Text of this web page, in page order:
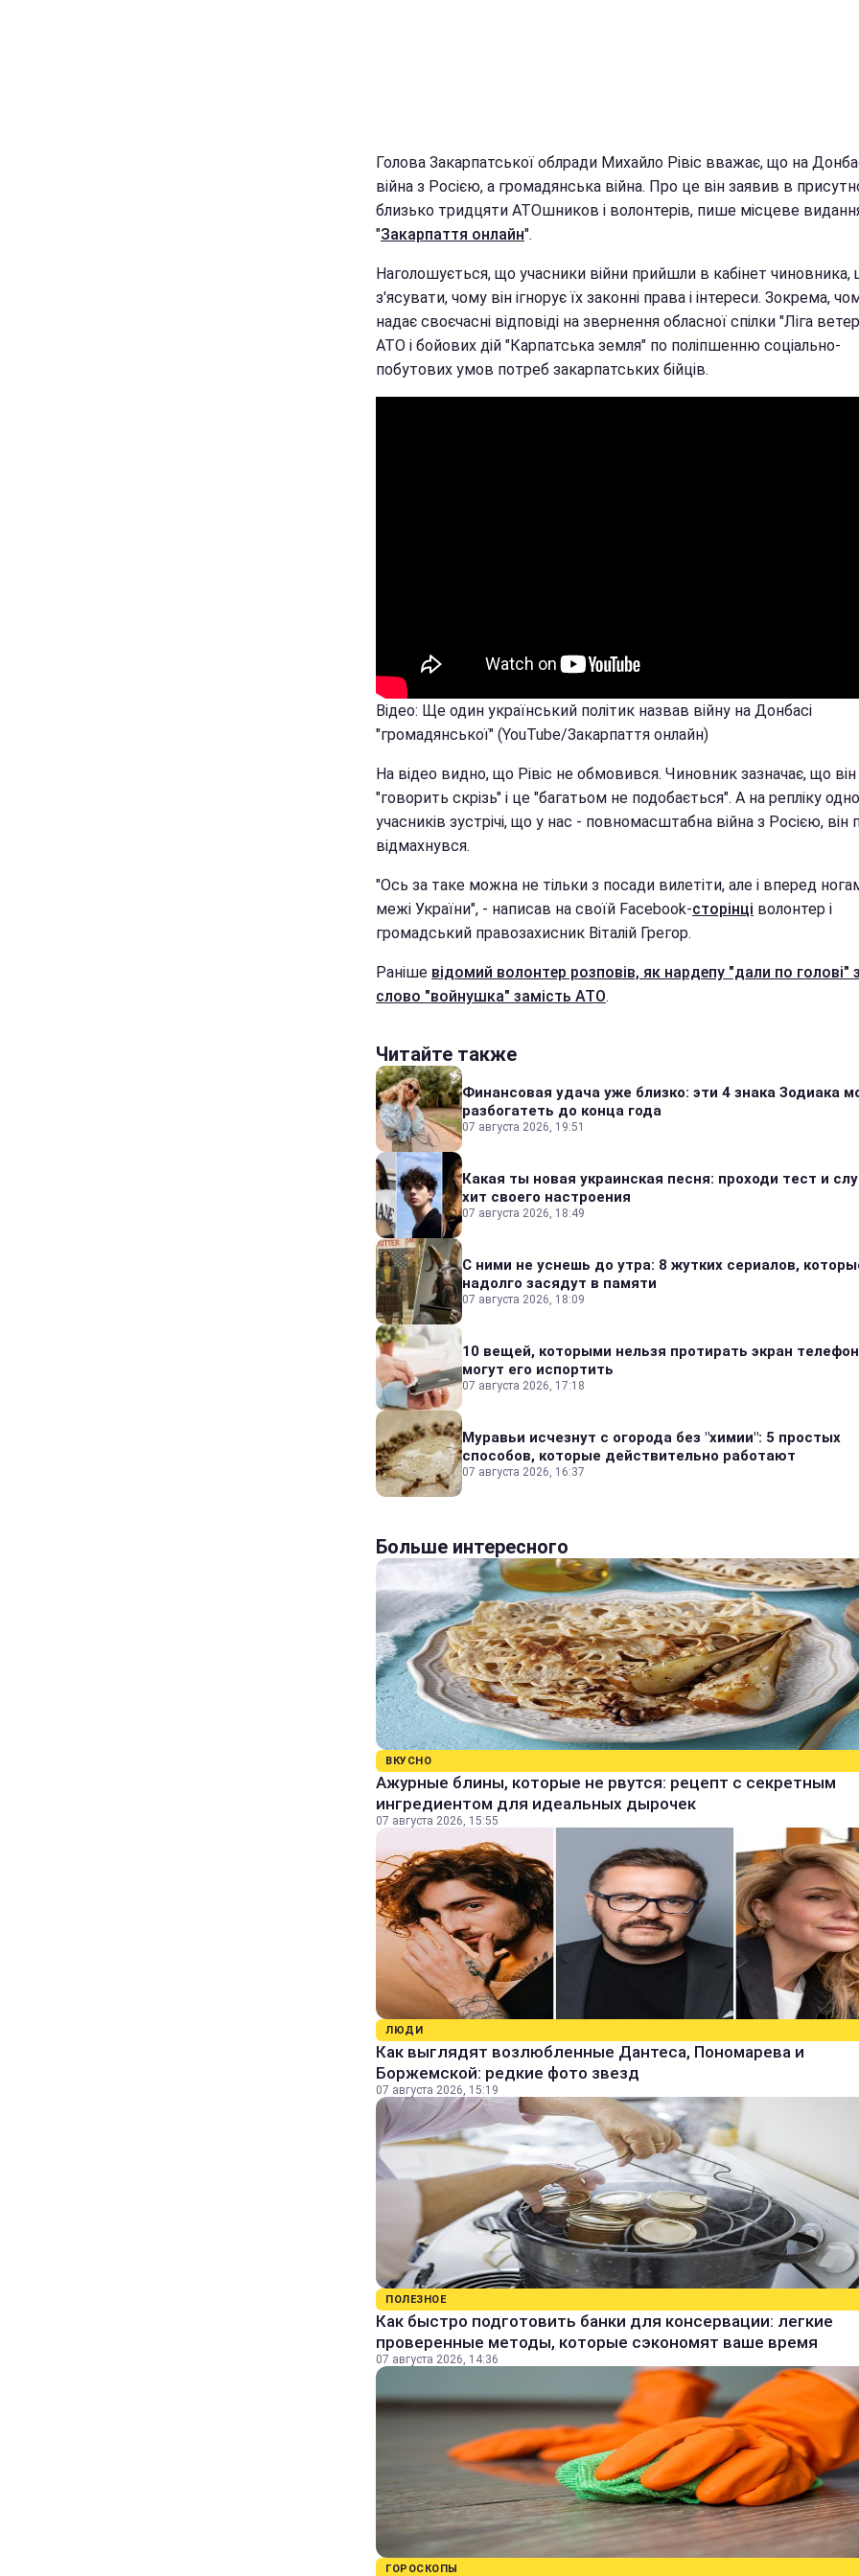
Голова Закарпатської облради Михайло Рівіс вважає, що на
війна з Росією, а громадянська війна. Про це він заявив в
близько тридцяти АТОшников і волонтерів, пише місцеве
"Закарпаття онлайн".
Наголошується, що учасники війни прийшли в кабінет чиновника,
з'ясувати, чому він ігнорує їх законні права і інтереси. Зокрема,
надає своєчасні відповіді на звернення обласної спілки "Ліга
АТО і бойових дій "Карпатська земля" по поліпшенню соціально-
побутових умов потреб закарпатських бійців.
Відео: Ще один український політик назвав війну на Донбасі
"громадянської" (YouTube/Закарпаття онлайн)
На відео видно, що Рівіс не обмовився. Чиновник зазначає, що
"говорить скрізь" і це "багатьом не подобається". А на репліку
учасників зустрічі, що у нас - повномасштабна війна з Росією, він
відмахнувся.
"Ось за таке можна не тільки з посади вилетіти, але і вперед
межі України", - написав на своїй Facebook-сторінці волонтер і
громадський правозахисник Віталій Грегор.
Раніше відомий волонтер розповів, як нардепу "дали по голові"
слово "войнушка" замість АТО.
Читайте также
Финансовая удача уже близко: эти 4 знака Зодиака
разбогатеть до конца года
07 августа 2026, 19:51
Какая ты новая украинская песня: проходи тест и
хит своего настроения
07 августа 2026, 18:49
С ними не уснешь до утра: 8 жутких сериалов,
надолго засядут в памяти
07 августа 2026, 18:09
10 вещей, которыми нельзя протирать экран
могут его испортить
07 августа 2026, 17:18
Муравьи исчезнут с огорода без "химии": 5 простых
способов, которые действительно работают
07 августа 2026, 16:37
Больше интересного
ВКУСНО
Ажурные блины, которые не рвутся: рецепт с секретным
ингредиентом для идеальных дырочек
07 августа 2026, 15:55
ЛЮДИ
Как выглядят возлюбленные Дантеса, Пономарева и
Боржемской: редкие фото звезд
07 августа 2026, 15:19
ПОЛЕЗНОЕ
Как быстро подготовить банки для консервации: легкие
проверенные методы, которые сэкономят ваше время
07 августа 2026, 14:36
ГОРОСКОПЫ